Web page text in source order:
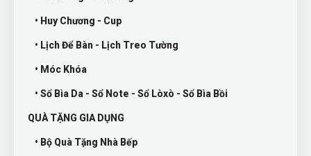
• Huy Chương - Cup
• Lịch Để Bàn - Lịch Treo Tường
• Móc Khóa
• Sổ Bìa Da - Sổ Note - Sổ Lòxò - Sổ Bìa Bồi
QUÀ TẶNG GIA DỤNG
• Bộ Quà Tặng Nhà Bếp